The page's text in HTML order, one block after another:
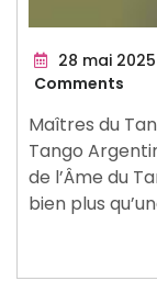
28 mai 2025
Comments
Maîtres du
Tango
de l’Âme du
bien plus